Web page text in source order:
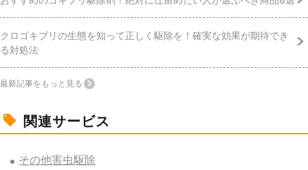
クロゴキブリの生態を知って正しく駆除を！確実な効果が期待でき
る対処法
最新記事をもっと見る
関連サービス
その他害虫駆除